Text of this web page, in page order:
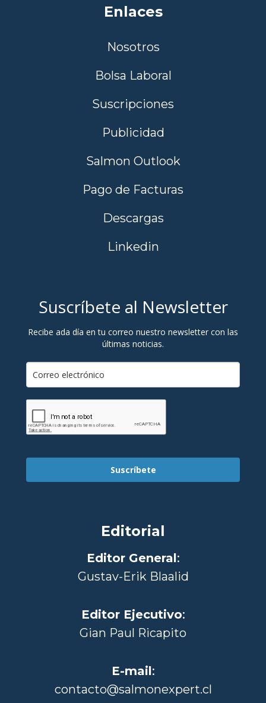
Enlaces
Nosotros
Bolsa Laboral
Suscripciones
Publicidad
Salmon Outlook
Pago de Facturas
Descargas
Linkedin
Suscríbete al Newsletter
Recibe ada día en tu correo nuestro newsletter con las
últimas noticias.
Suscríbete
Editorial
Editor General:
Gustav-Erik Blaalid
Editor Ejecutivo:
Gian Paul Ricapito
E-mail:
contacto@salmonexpert.cl